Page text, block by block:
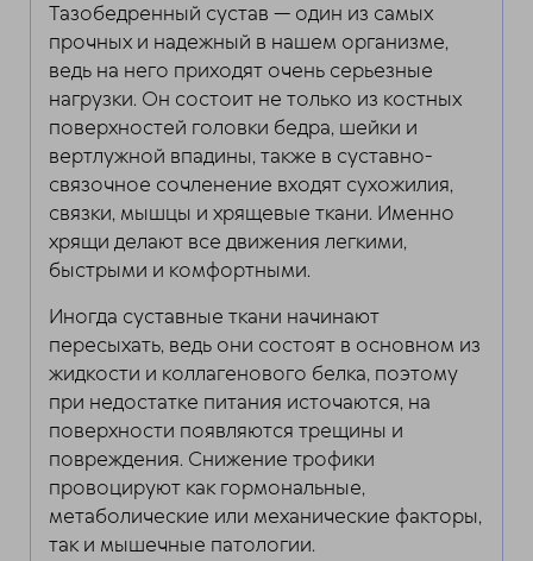
Тазобедренный сустав — один из самых
прочных и надежный в нашем организме,
ведь на него приходят очень серьезные
нагрузки. Он состоит не только из костных
поверхностей головки бедра, шейки и
вертлужной впадины, также в суставно-
связочное сочленение входят сухожилия,
связки, мышцы и хрящевые ткани. Именно
хрящи делают все движения легкими,
быстрыми и комфортными.
Иногда суставные ткани начинают
пересыхать, ведь они состоят в основном из
жидкости и коллагенового белка, поэтому
при недостатке питания источаются, на
поверхности появляются трещины и
повреждения. Снижение трофики
провоцируют как гормональные,
метаболические или механические факторы,
так и мышечные патологии.